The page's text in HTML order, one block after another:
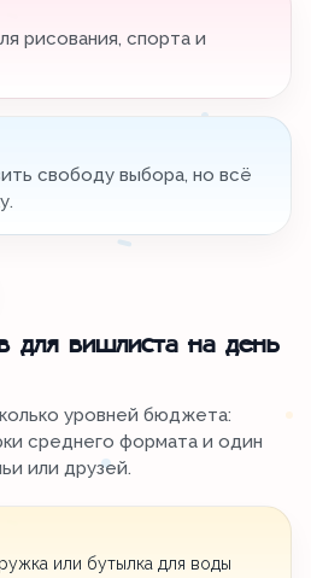
рисования, спорта и
свободу выбора, но всё
для вишлиста на день
уровней бюджета:
среднего формата и один
или друзей.
или бутылка для воды